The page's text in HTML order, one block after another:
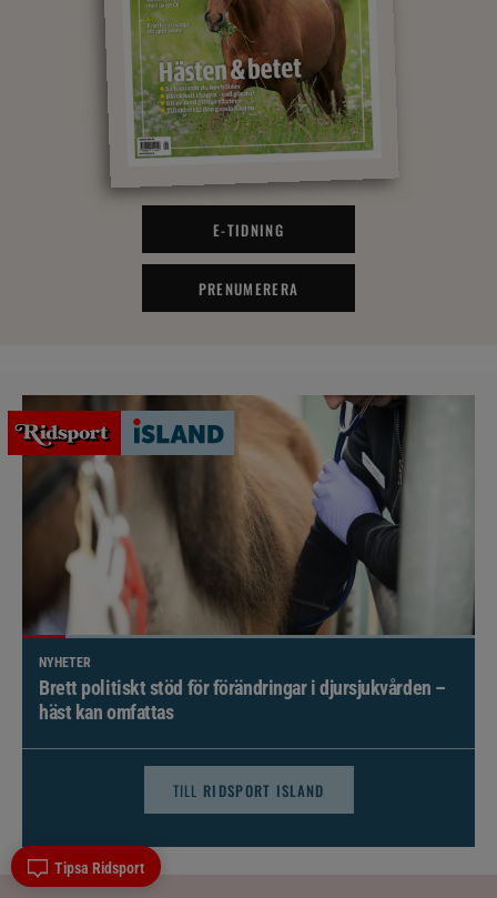
E-TIDNING
PRENUMERERA
NYHETER
Brett politiskt stöd för förändringar i djursjukvården –
häst kan omfattas
TILL RIDSPORT ISLAND
Tipsa Ridsport